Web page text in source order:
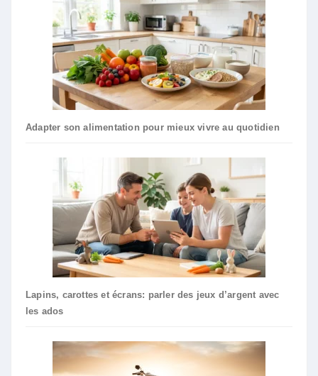
Adapter son alimentation pour mieux vivre au quotidien
Lapins, carottes et écrans: parler des jeux d’argent avec
les ados